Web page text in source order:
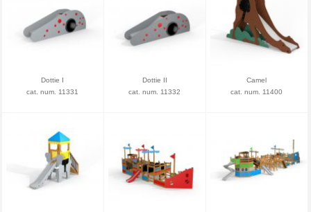
Dottie I
cat. num. 11331
Dottie II
cat. num. 11332
Camel
cat. num. 11400